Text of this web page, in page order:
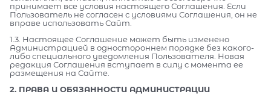
принимает все условия настоящего Соглашения. Если
Пользователь не согласен с условиями Соглашения, он не
вправе использовать Сайт.
1.3. Настоящее Соглашение может быть изменено
Администрацией в одностороннем порядке без какого-
либо специального уведомления Пользователя. Новая
редакция Соглашения вступает в силу с момента ее
размещения на Сайте.
2. ПРАВА И ОБЯЗАННОСТИ АДМИНИСТРАЦИИ